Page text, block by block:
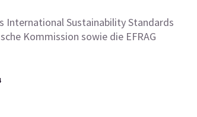
International Sustainability Standards
Kommission sowie die EFRAG